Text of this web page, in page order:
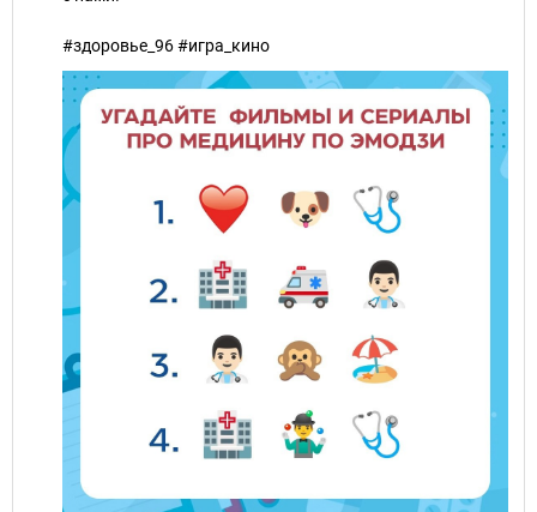
#здоровье_96 #игра_кино